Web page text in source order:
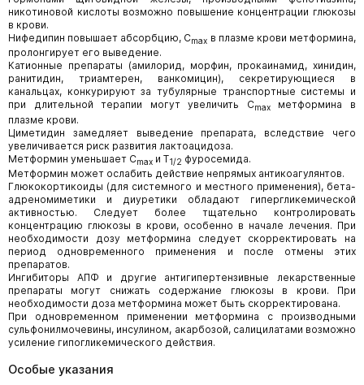
никотиновой кислоты возможно повышение концентрации глюкозы
в крови.
Нифедипин повышает абсорбцию, Cmax в плазме крови метформина,
пролонгирует его выведение.
Катионные препараты (амилорид, морфин, прокаинамид, хинидин,
ранитидин, триамтерен, ванкомицин), секретирующиеся в
канальцах, конкурируют за тубулярные транспортные системы и
при длительной терапии могут увеличить Cmaxметформина в
плазме крови.
Циметидин замедляет выведение препарата, вследствие чего
увеличивается риск развития лактоацидоза.
Метформин уменьшает Cmax и Т1/2 фуросемида.
Метформин может ослабить действие непрямых антикоагулянтов.
Глюкокортикоиды (для системного и местного применения), бета-
адреномиметики и диуретики обладают гипергликемической
активностью. Следует более тщательно контролировать
концентрацию глюкозы в крови, особенно в начале лечения. При
необходимости дозу метформина следует скорректировать на
период одновременного применения и после отмены этих
препаратов.
Ингибиторы АПФ и другие антигипертензивные лекарственные
препараты могут снижать содержание глюкозы в крови. При
необходимости доза метформина может быть скорректирована.
При одновременном применении метформина с производными
сульфонилмочевины, инсулином, акарбозой, салицилатами возможно
усиление гипогликемического действия.
Особые указания